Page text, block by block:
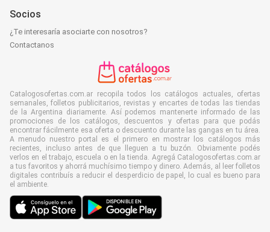
Socios
¿Te interesaría asociarte con nosotros?
Contactanos
Catalogosofertas.com.ar recopila todos los catálogos actuales, ofertas
semanales, folletos publicitarios, revistas y encartes de todas las tiendas
de la Argentina diariamente. Así podemos mantenerte informado de las
promociones de los catálogos, descuentos y ofertas para que podás
encontrar fácilmente esa oferta o descuento durante las gangas en tu área.
A menudo nuestro portal es el primero en mostrar los catálogos más
recientes, incluso antes de que lleguen a tu buzón. Obviamente podés
verlos en el trabajo, escuela o en la tienda. Agregá Catalogosofertas.com.ar
a tus favoritos y ahorrá muchísimo tiempo y dinero. Además, al leer folletos
digitales contribuís a reducir el desperdicio de papel, lo cual es bueno para
el ambiente.